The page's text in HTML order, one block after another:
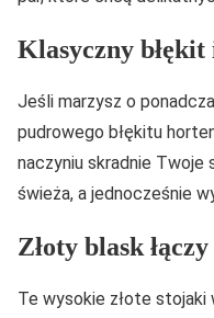
Klasyczny
Jeśli marzysz o
pudrowego błękitu
naczyniu skradnie
świeża, a jednocześnie
Złoty blask
Te wysokie złote stojaki